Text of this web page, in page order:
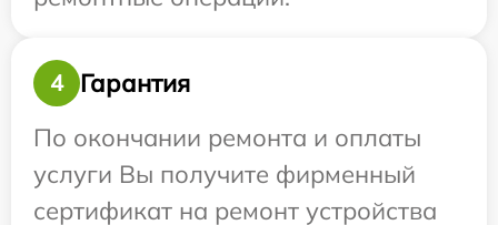
4
Гарантия
По окончании ремонта и оплаты
услуги Вы получите фирменный
сертификат на ремонт устройства